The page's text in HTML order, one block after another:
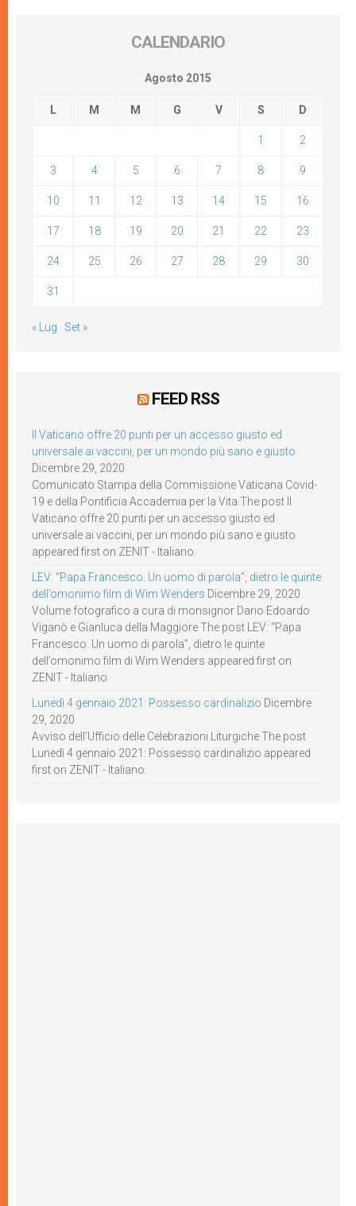
CALENDARIO
Agosto 2015
L M M G V S D
1 2
3 4 5 6 7 8 9
10 11 12 13 14 15 16
17 18 19 20 21 22 23
24 25 26 27 28 29 30
31
« Lug Set »
FEED RSS
Il Vaticano offre 20 punti per un accesso giusto ed
universale ai vaccini, per un mondo più sano e giusto
Dicembre 29, 2020
Comunicato Stampa della Commissione Vaticana Covid-
19 e della Pontificia Accademia per la Vita The post Il
Vaticano offre 20 punti per un accesso giusto ed
universale ai vaccini, per un mondo più sano e giusto
appeared first on ZENIT - Italiano.
LEV: “Papa Francesco. Un uomo di parola”, dietro le quinte
dell’omonimo film di Wim Wenders Dicembre 29, 2020
Volume fotografico a cura di monsignor Dario Edoardo
Viganò e Gianluca della Maggiore The post LEV: “Papa
Francesco. Un uomo di parola”, dietro le quinte
dell’omonimo film di Wim Wenders appeared first on
ZENIT - Italiano.
Lunedì 4 gennaio 2021: Possesso cardinalizio Dicembre
29, 2020
Avviso dell’Ufficio delle Celebrazioni Liturgiche The post
Lunedì 4 gennaio 2021: Possesso cardinalizio appeared
first on ZENIT - Italiano.